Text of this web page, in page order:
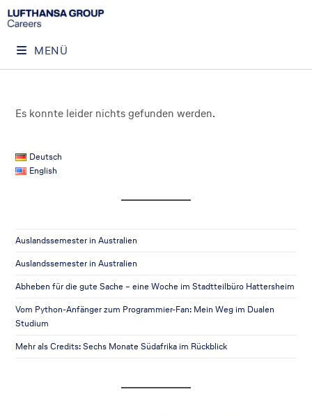
MENÜ
Es konnte leider nichts gefunden werden.
Deutsch
English
Auslandssemester in Australien
Auslandssemester in Australien
Abheben für die gute Sache – eine Woche im Stadtteilbüro Hattersheim
Vom Python-Anfänger zum Programmier-Fan: Mein Weg im Dualen
Studium
Mehr als Credits: Sechs Monate Südafrika im Rückblick